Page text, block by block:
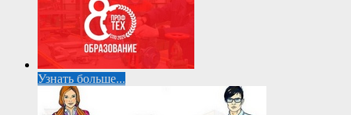
Узнать больше...